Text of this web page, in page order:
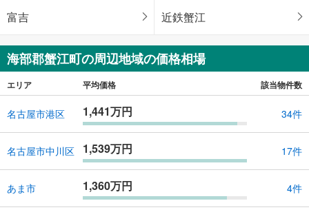
富吉 近鉄蟹江
海部郡蟹江町の周辺地域の価格相場
エリア 平均価格 該当物件数
名古屋市港区 1,441万円 34件
名古屋市中川区 1,539万円 17件
あま市 1,360万円 4件